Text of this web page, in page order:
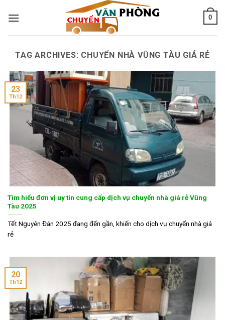
0
TAG ARCHIVES: CHUYỂN NHÀ VŨNG TÀU GIÁ RẺ
Tìm hiểu đơn vị uy tín cung cấp dịch vụ chuyển nhà giá rẻ Vũng
Tàu 2025
Tết Nguyên Đán 2025 đang đến gần, khiến cho dịch vụ chuyển nhà giá
rẻ
23
Th12
20
Th12